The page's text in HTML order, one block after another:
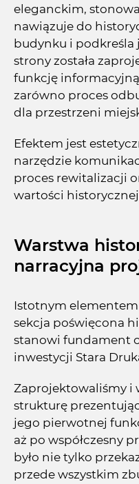
eleganckim,
nawiązuje do
budynku i podkreśla
strony została
funkcję
zarówno proces
dla przestrzeni
Efektem jest
narzędzie
proces rewitalizacji
wartości
Warstwa
narracyjna
Istotnym
sekcja poświęcona
stanowi fundament
inwestycji Stara
Zaprojektowaliśmy i
strukturę
jego pierwotnej
aż po współczesny
było nie tylko
przede wszystkim